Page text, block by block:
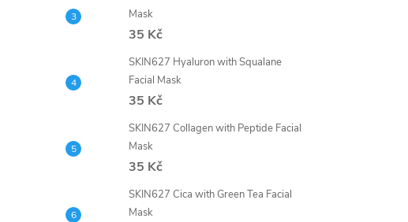
Mask
35 Kč
SKIN627 Hyaluron with Squalane
Facial Mask
35 Kč
SKIN627 Collagen with Peptide Facial
Mask
35 Kč
SKIN627 Cica with Green Tea Facial
Mask